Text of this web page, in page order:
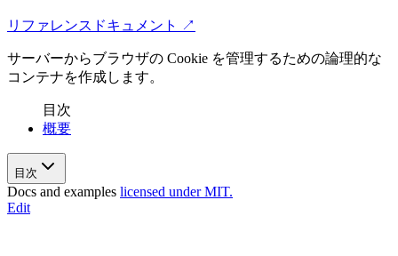
リファレンスドキュメント ↗
サーバーからブラウザの Cookie を管理するための論理的な
コンテナを作成します。
目次
概要
目次
Docs and examples licensed under MIT.
Edit